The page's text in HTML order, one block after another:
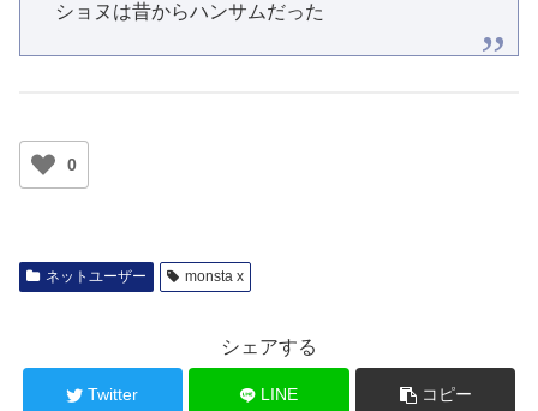
ショヌは昔からハンサムだった
0
ネットユーザー monsta x
シェアする
Twitter LINE コピー